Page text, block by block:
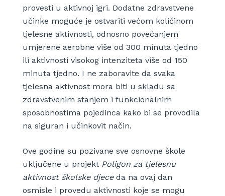
provesti u aktivnoj igri. Dodatne zdravstvene
učinke moguće je ostvariti većom količinom
tjelesne aktivnosti, odnosno povećanjem
umjerene aerobne više od 300 minuta tjedno
ili aktivnosti visokog intenziteta više od 150
minuta tjedno. I ne zaboravite da svaka
tjelesna aktivnost mora biti u skladu sa
zdravstvenim stanjem i funkcionalnim
sposobnostima pojedinca kako bi se provodila
na siguran i učinkovit način.
Ove godine su pozivane sve osnovne škole
uključene u projekt Poligon za tjelesnu
aktivnost školske djeceda na ovaj dan
osmisle i provedu aktivnosti koje se mogu